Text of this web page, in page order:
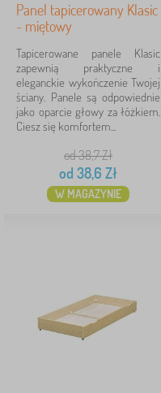
z rusztem
24
piętrowe
19
z domkiem
17
więcej
Materiał łóżka
płyta MDF
drewno / laminat
3
Panel tapicerowany Klasic
- miętowy
Tapicerowane panele Klasic
zapewnią praktyczne i
eleganckie wykończenie Twojej
ściany. Panele są odpowiednie
jako oparcie głowy za łóżkiem.
Ciesz się komfortem...
od 38,7Zł
od 38,6 Zł
W MAGAZYNIE